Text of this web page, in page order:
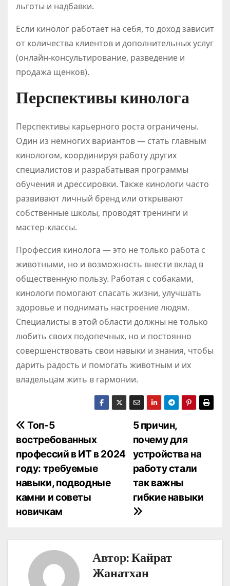
льготы и надбавки.
Если кинолог работает на себя, то доход зависит
от количества клиентов и дополнительных услуг
(онлайн-консультирование, разведение и
продажа щенков).
Перспективы кинолога
Перспективы карьерного роста ограничены.
Один из немногих вариантов — стать главным
кинологом, координируя работу других
специалистов и разрабатывая программы
обучения и дрессировки. Также кинологи часто
развивают личный бренд или открывают
собственные школы, проводят тренинги и
мастер-классы.
Профессия кинолога — это не только работа с
животными, но и возможность внести вклад в
общественную пользу. Работая с собаками,
кинологи помогают спасать жизни, улучшать
здоровье и поднимать настроение людям.
Специалисты в этой области должны не только
любить своих подопечных, но и постоянно
совершенствовать свои навыки и знания, чтобы
дарить радость и помогать животным и их
владельцам жить в гармонии.
Н
а
в
и
г
5 причин,
почему для
устройства на
работу стали
так важны
гибкие навыки
Топ-5
востребованных
профессий в ИТ в 2024
году: требуемые
навыки, подводные
камни и советы
новичкам
Автор:Кайрат
Жанатхан